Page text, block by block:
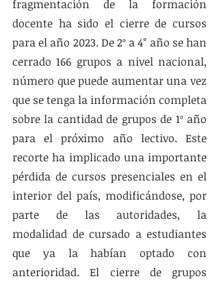
fragmentación de la formación
docente ha sido el cierre de cursos
para el año 2023. De 2º a 4° año se han
cerrado 166 grupos a nivel nacional,
número que puede aumentar una vez
que se tenga la información completa
sobre la cantidad de grupos de 1º año
para el próximo año lectivo. Este
recorte ha implicado una importante
pérdida de cursos presenciales en el
interior del país, modificándose, por
parte de las autoridades, la
modalidad de cursado a estudiantes
que ya la habían optado con
anterioridad. El cierre de grupos